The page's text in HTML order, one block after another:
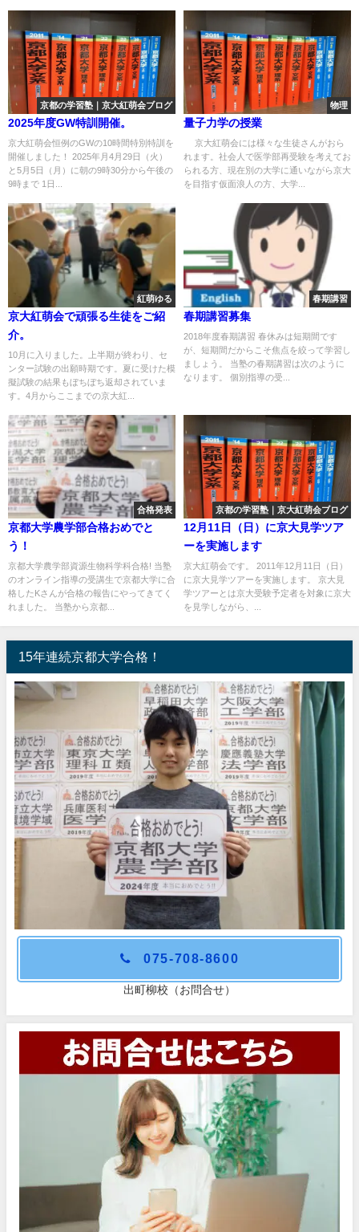
京都の学習塾｜京大紅萌会ブログ
2025年度GW特訓開催。
京大紅萌会恒例のGWの10時間特別特訓を
開催しました！ 2025年月4月29日（火）
と5月5日（月）に朝の9時30分から午後の
9時まで 1日...
物理
量子力学の授業
京大紅萌会には様々な生徒さんがおら
れます。社会人で医学部再受験を考えてお
られる方、現在別の大学に通いながら京大
を目指す仮面浪人の方、大学...
紅萌ゆる
京大紅萌会で頑張る生徒をご紹
介。
10月に入りました。上半期が終わり、セ
ンター試験の出願時期です。夏に受けた模
擬試験の結果もぼちぼち返却されていま
す。4月からここまでの京大紅...
春期講習
春期講習募集
2018年度春期講習 春休みは短期間です
が、短期間だからこそ焦点を絞って学習し
ましょう。 当塾の春期講習は次のように
なります。 個別指導の受...
合格発表
京都大学農学部合格おめでと
う！
京都大学農学部資源生物科学科合格! 当塾
のオンライン指導の受講生で京都大学に合
格したKさんが合格の報告にやってきてく
れました。 当塾から京都...
京都の学習塾｜京大紅萌会ブログ
12月11日（日）に京大見学ツア
ーを実施します
京大紅萌会です。 2011年12月11日（日）
に京大見学ツアーを実施します。 京大見
学ツアーとは京大受験予定者を対象に京大
を見学しながら、...
15年連続京都大学合格！
075-708-8600
出町柳校（お問合せ）